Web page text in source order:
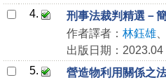
4.
刑事法裁判精選－
作者譯者： 林鈺雄
出版日期：2023.04
5.
營造物利用關係之